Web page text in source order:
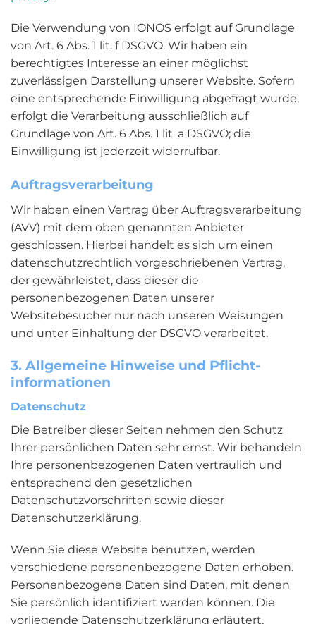
Die Verwendung von IONOS erfolgt auf Grundlage
von Art. 6 Abs. 1 lit. f DSGVO. Wir haben ein
berechtigtes Interesse an einer möglichst
zuverlässigen Darstellung unserer Website. Sofern
eine entsprechende Einwilligung abgefragt wurde,
erfolgt die Verarbeitung ausschließlich auf
Grundlage von Art. 6 Abs. 1 lit. a DSGVO; die
Einwilligung ist jederzeit widerrufbar.
Auftragsverarbeitung
Wir haben einen Vertrag über Auftragsverarbeitung
(AVV) mit dem oben genannten Anbieter
geschlossen. Hierbei handelt es sich um einen
datenschutzrechtlich vorgeschriebenen Vertrag,
der gewährleistet, dass dieser die
personenbezogenen Daten unserer
Websitebesucher nur nach unseren Weisungen
und unter Einhaltung der DSGVO verarbeitet.
3. Allgemeine Hinweise und Pflicht­
informationen
Datenschutz
Die Betreiber dieser Seiten nehmen den Schutz
Ihrer persönlichen Daten sehr ernst. Wir behandeln
Ihre personenbezogenen Daten vertraulich und
entsprechend den gesetzlichen
Datenschutzvorschriften sowie dieser
Datenschutzerklärung.
Wenn Sie diese Website benutzen, werden
verschiedene personenbezogene Daten erhoben.
Personenbezogene Daten sind Daten, mit denen
Sie persönlich identifiziert werden können. Die
vorliegende Datenschutzerklärung erläutert,